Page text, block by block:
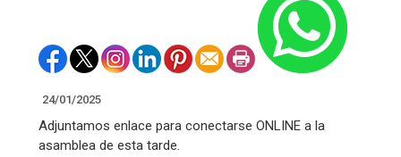
24/01/2025
Adjuntamos enlace para conectarse ONLINE a la
asamblea de esta tarde.